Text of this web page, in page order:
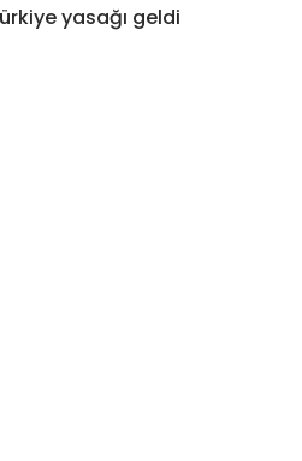
yasağı geldi